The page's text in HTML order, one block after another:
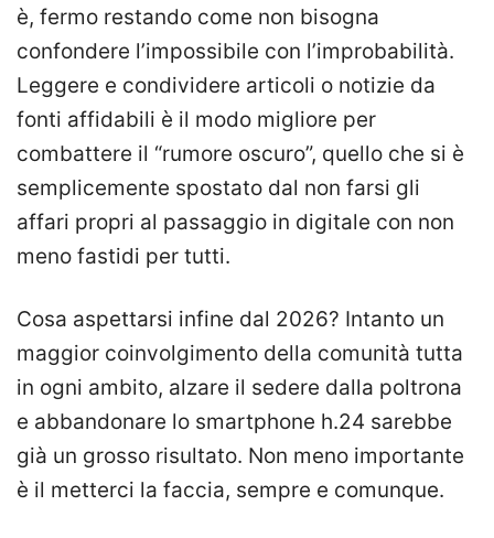
è, fermo restando come non bisogna
confondere l’impossibile con l’improbabilità.
Leggere e condividere articoli o notizie da
fonti affidabili è il modo migliore per
combattere il “rumore oscuro”, quello che si è
semplicemente spostato dal non farsi gli
affari propri al passaggio in digitale con non
meno fastidi per tutti.
Cosa aspettarsi infine dal 2026? Intanto un
maggior coinvolgimento della comunità tutta
in ogni ambito, alzare il sedere dalla poltrona
e abbandonare lo smartphone h.24 sarebbe
già un grosso risultato. Non meno importante
è il metterci la faccia, sempre e comunque.